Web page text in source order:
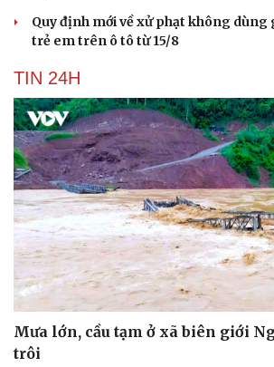
Quy định mới về xử phạt không dùng
trẻ em trên ô tô từ 15/8
TIN 24H
Mưa lớn, cầu tạm ở xã biên giới
trôi